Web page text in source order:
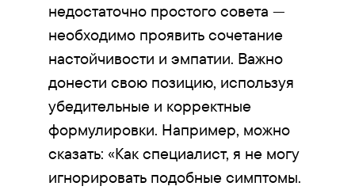
недостаточно простого совета —
необходимо проявить сочетание
настойчивости и эмпатии. Важно
донести свою позицию, используя
убедительные и корректные
формулировки. Например, можно
сказать: «Как специалист, я не могу
игнорировать подобные симптомы.